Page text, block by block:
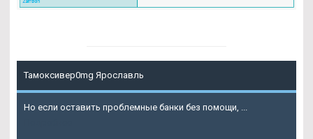
Тамоксивер0mg Ярославль
Но если оставить проблемные банки без помощи, ...